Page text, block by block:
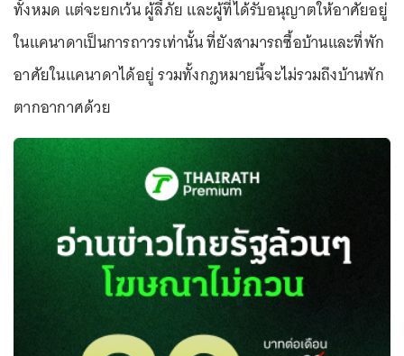
ทั้งหมด แต่จะยกเว้น ผู้ลี้ภัย และผู้ที่ได้รับอนุญาตให้อาศัยอยู่
ในแคนาดาเป็นการถาวรเท่านั้น ที่ยังสามารถซื้อบ้านและที่พัก
อาศัยในแคนาดาได้อยู่ รวมทั้งกฎหมายนี้จะไม่รวมถึงบ้านพัก
ตากอากาศด้วย